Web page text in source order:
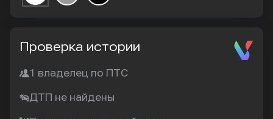
Проверка истории
1 владелец по ПТС
ДТП не найдены